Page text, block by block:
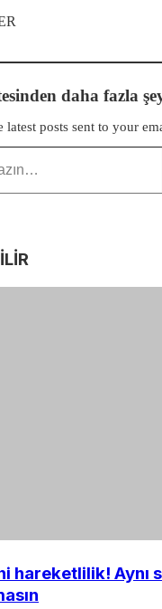
daha fazla
latest posts sent to your
hareketlilik! Aynı